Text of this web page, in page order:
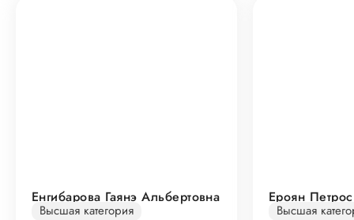
Енгибарова Гаянэ Альбертовна
Высшая категория
Ероян
Высшая